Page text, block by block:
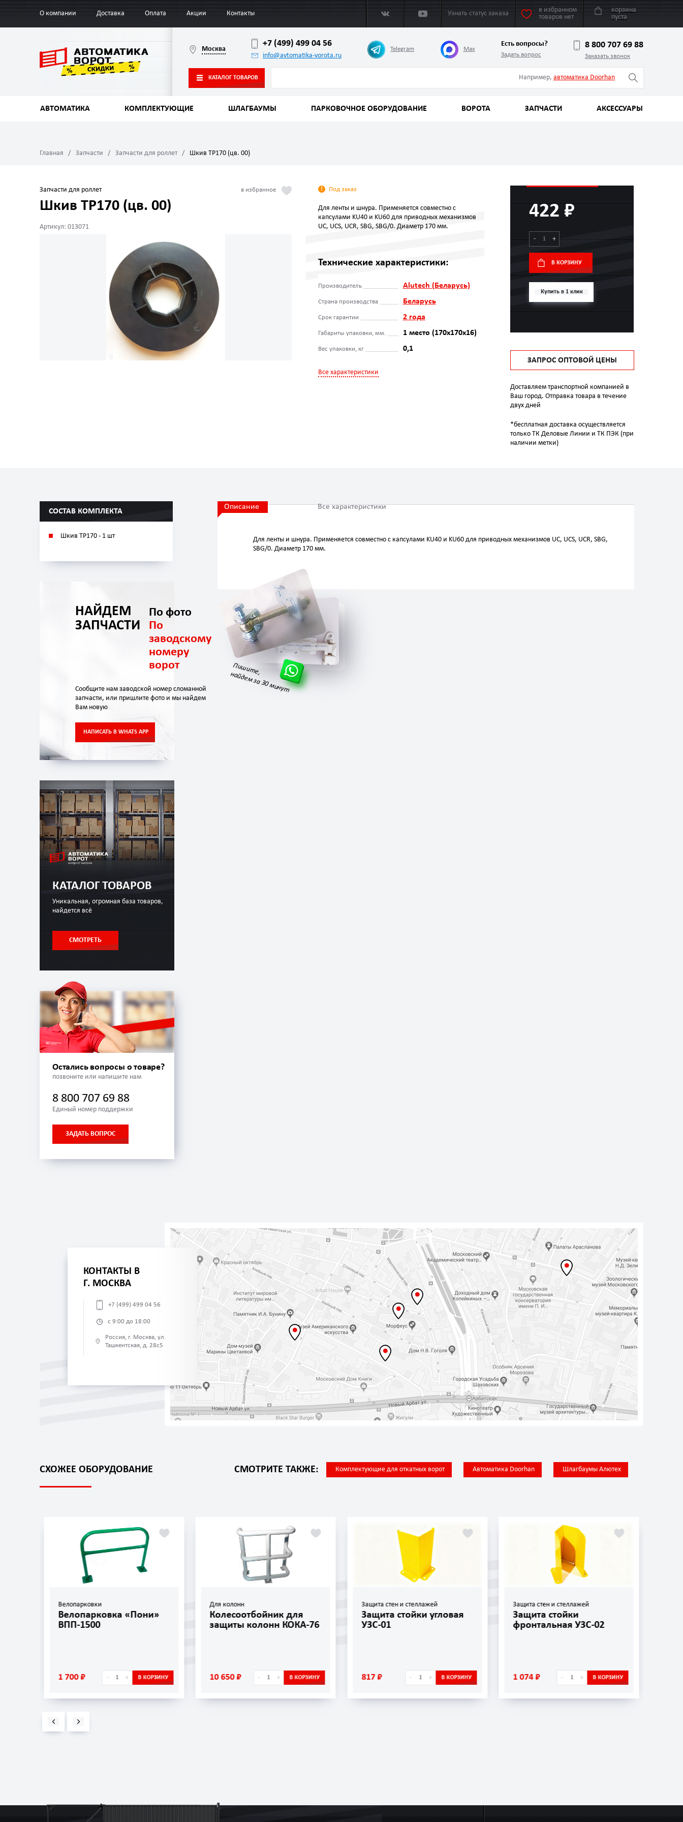
О компании Доставка Оплата Акции Контакты Узнать статус заказа
в избранном
товаров нет
корзина
пуста
Москва
+7 (499) 499 04 56
info@avtomatika-vorota.ru
Telegram Max
Есть вопросы?
Задать вопрос
8 800 707 69 88
Заказать звонок
КАТАЛОГ ТОВАРОВ Например, автоматика Doorhan
АВТОМАТИКА КОМПЛЕКТУЮЩИЕ ШЛАГБАУМЫ ПАРКОВОЧНОЕ ОБОРУДОВАНИЕ ВОРОТА ЗАПЧАСТИ АКСЕССУАРЫ
Главная Запчасти Запчасти для роллет Шкив TP170 (цв. 00)
Запчасти для роллет
Шкив TP170 (цв. 00)
Артикул: 013071
Под заказ
Для ленты и шнура. Применяется совместно с
капсулами KU40 и KU60 для приводных механизмов
UC, UCS, UCR, SBG, SBG/0. Диаметр 170 мм.
Технические характеристики:
Производитель Alutech (Беларусь)
Страна производства Беларусь
Срок гарантии 2 года
Габариты упаковки, мм. 1 место (170х170х16)
Вес упаковки, кг 0,1
Все характеристики
422 ₽
- +
В КОРЗИНУ
Купить в 1 клик
ЗАПРОС ОПТОВОЙ ЦЕНЫ
Доставляем транспортной компанией в
Ваш город. Отправка товара в течение
двух дней
*бесплатная доставка осуществляется
только ТК Деловые Линии и ТК ПЭК (при
наличии метки)
СОСТАВ КОМПЛЕКТА
Шкив TP170 - 1 шт
НАЙДЕМ
ЗАПЧАСТИ
По фото
По
заводскому
номеру
ворот
Сообщите нам заводской номер сломанной
запчасти, или пришлите фото и мы найдем
Вам новую
НАПИСАТЬ В WHATS APP
Пишите,
найдем за 30 минут
КАТАЛОГ ТОВАРОВ
Уникальная, огромная база товаров,
найдется всё
СМОТРЕТЬ
Остались вопросы о товаре?
позвоните или напишите нам
8 800 707 69 88
Единый номер поддержки
ЗАДАТЬ ВОПРОС
Описание Все характеристики
Для ленты и шнура. Применяется совместно с капсулами KU40 и KU60 для приводных механизмов UC, UCS, UCR, SBG,
SBG/0. Диаметр 170 мм.
КОНТАКТЫ В
Г. МОСКВА
+7 (499) 499 04 56
с 9:00 до 18:00
Россия, г. Москва, ул.
Ташкентская, д. 28с5
СХОЖЕЕ ОБОРУДОВАНИЕ СМОТРИТЕ ТАКЖЕ: Комплектующие для откатных ворот Автоматика Doorhan Шлагбаумы Алютех
Велопарковки
Велопарковка «Пони»
ВПП-1500
1 700 ₽ - + В КОРЗИНУ
Для колонн
Колесоотбойник для
защиты колонн КОКА-76
10 650 ₽ - + В КОРЗИНУ
Защита стен и стеллажей
Защита стойки угловая
УЗС-01
817 ₽ - + В КОРЗИНУ
Защита стен и стеллажей
Защита стойки
фронтальная УЗС-02
1 074 ₽ - + В КОРЗИНУ